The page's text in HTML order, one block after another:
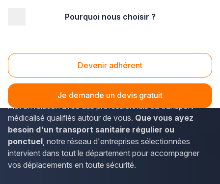
Pourquoi nous choisir ?
Devenir adhérent
Je demande un devis gratuit
Transport médical Nord (59)
Vous recherchez une solution detransport médical
fiable dans le Nord? La plateforme Plus que pro vous
met en relation avec des professionnels du transport
médicalisé qualifiés autour de vous. Que vous ayez
besoin d'un transport sanitaire régulier ou
ponctuel, notre réseau d'entreprises sélectionnées
intervient dans tout le département pour accompagner
vos déplacements en toute sécurité.